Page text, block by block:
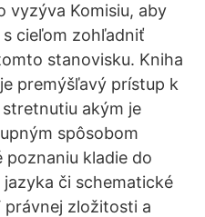
vyzýva Komisiu, aby
cieľom zohľadniť
stanovisku. Kniha
premýšľavý prístup k
akým je
spôsobom
kladie do
či schematické
zložitosti a